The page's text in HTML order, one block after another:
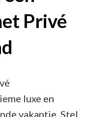
Privé
luxe en
vakantie. Stel